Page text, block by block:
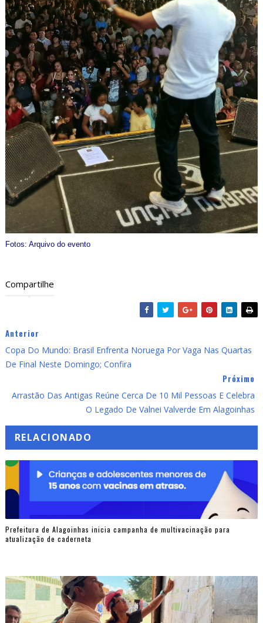
Fotos: Arquivo do evento
Compartilhe
Anterior
Copa Do Mundo: Brasil Enfrenta Noruega Por Vaga Nas Quartas
De Final Neste Domingo; Confira
Próximo
Arrastão Das Antigas Reúne Cerca De 10 Mil Pessoas E Celebra
O Legado De Valnei Valverde Em Alagoinhas
RELACIONADO
Prefeitura de Alagoinhas inicia campanha de multivacinação para
atualização de caderneta